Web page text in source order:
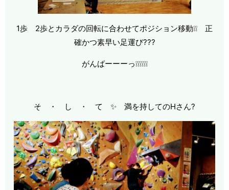
1歩 2歩とカラダの回転に合わせてポジション移動❕❕ 正
確かつ素早い足運び???
がんばーーーっ❕❕❕❕❕❕
そ ・ し ・ て ✨ 満を持してのHさん?